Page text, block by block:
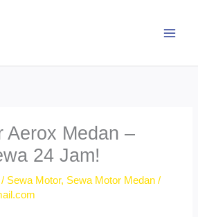
Aerox Medan –
24 Jam!
/ Sewa Motor, Sewa Motor Medan /